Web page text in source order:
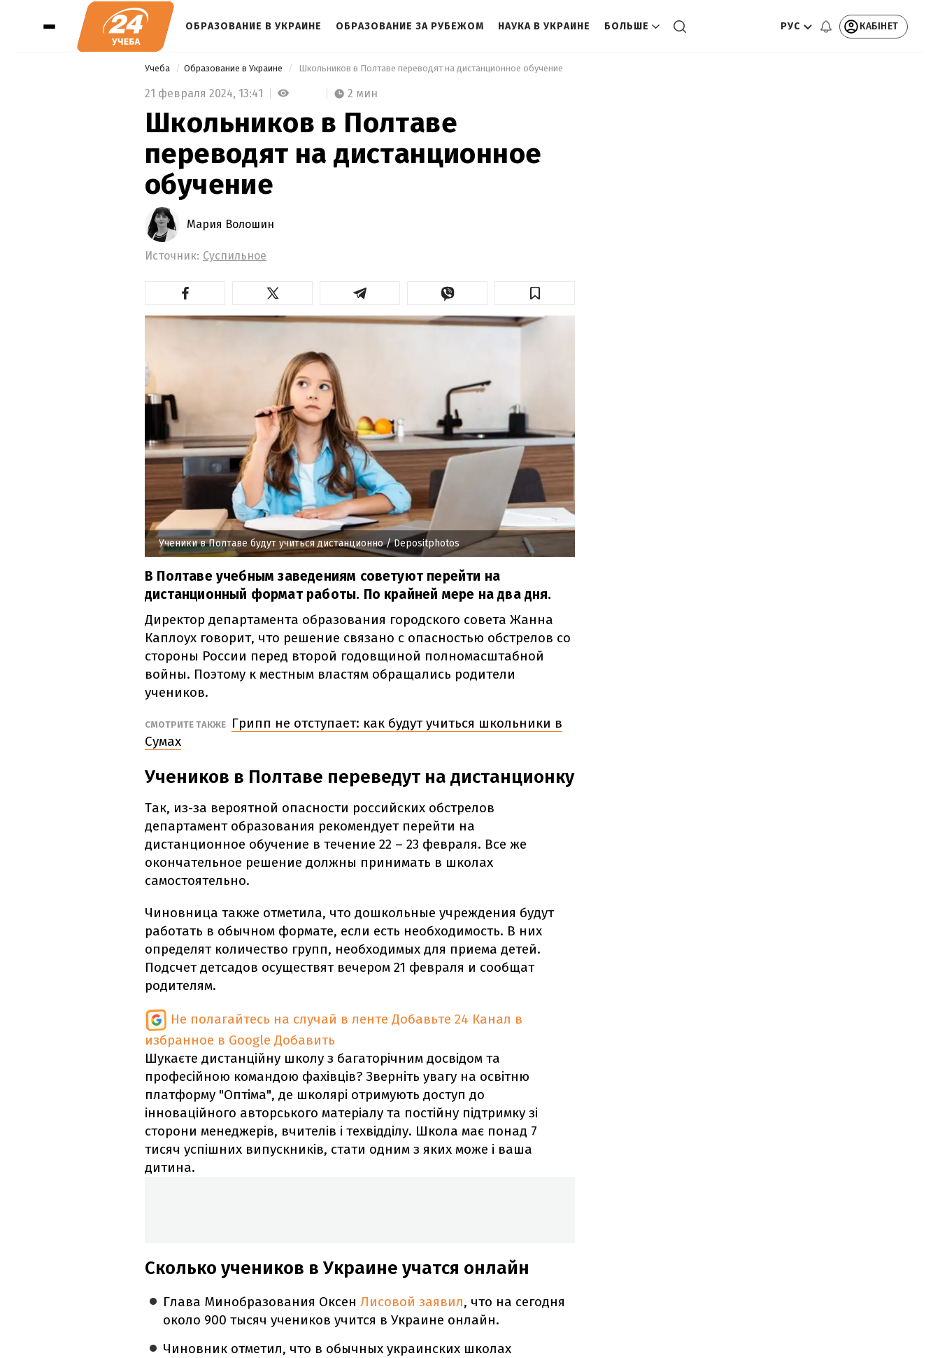
ОБРАЗОВАНИЕ В УКРАИНЕ ОБРАЗОВАНИЕ ЗА РУБЕЖОМ НАУКА В УКРАИНЕ БОЛЬШЕ РУС КАБІНЕТ
Учеба Образование в Украине Школьников в Полтаве переводят на дистанционное обучение
21 февраля 2024, 13:41 2 мин
Школьников в Полтаве
переводят на дистанционное
обучение
Мария Волошин
Источник: Суспильное
Ученики в Полтаве будут учиться дистанционно/ Depositphotos
В Полтаве учебным заведениям советуют перейти на
дистанционный формат работы. По крайней мере на два дня.
Директор департамента образования городского совета Жанна
Каплоух говорит, что решение связано с опасностью обстрелов со
стороны России перед второй годовщиной полномасштабной
войны. Поэтому к местным властям обращались родители
учеников.
СМОТРИТЕ ТАКЖЕ
Грипп не отступает: как будут учиться школьники в
Сумах
Учеников в Полтаве переведут на дистанционку
Так, из-за вероятной опасности российских обстрелов
департамент образования рекомендует перейти на
дистанционное обучение в течение 22 – 23 февраля. Все же
окончательное решение должны принимать в школах
самостоятельно.
Чиновница также отметила, что дошкольные учреждения будут
работать в обычном формате, если есть необходимость. В них
определят количество групп, необходимых для приема детей.
Подсчет детсадов осуществят вечером 21 февраля и сообщат
родителям.
Не полагайтесь на случай в ленте Добавьте 24 Канал в
избранное в Google Добавить
Шукаєте дистанційну школу з багаторічним досвідом та
професійною командою фахівців? Зверніть увагу на освітню
платформу "Оптіма", де школярі отримують доступ до
інноваційного авторського матеріалу та постійну підтримку зі
сторони менеджерів, вчителів і техвідділу. Школа має понад 7
тисяч успішних випускників, стати одним з яких може і ваша
дитина.
Сколько учеников в Украине учатся онлайн
Глава Минобразования ОксенЛисовой заявил, что на сегодня
около 900 тысяч учеников учится в Украине онлайн.
Чиновник отметил, что в обычных украинских школах